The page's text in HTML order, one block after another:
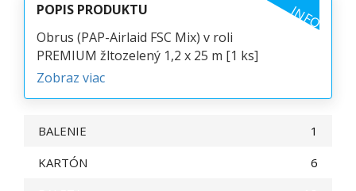
POPIS PRODUKTU INFO
Obrus (PAP-Airlaid FSC Mix) v roli
PREMIUM žltozelený 1,2 x 25 m [1 ks]
Zobraz viac
BALENIE
1
KARTÓN
6